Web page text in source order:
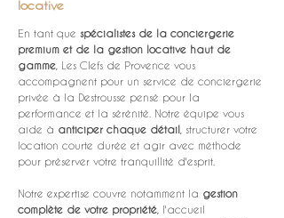
locative
En tant que spécialistes de la conciergerie
premium et de la gestion locative haut de
gamme , Les Clefs de Provence vous
accompagnent pour un service de conciergerie
privée à la Destrousse pensé pour la
performance et la sérénité. Notre équipe vous
aide à anticiper chaque détail , structurer votre
location courte durée et agir avec méthode
pour préserver votre tranquillité d'esprit.
Notre expertise couvre notamment la gestion
complète de votre propriété , l'accueil